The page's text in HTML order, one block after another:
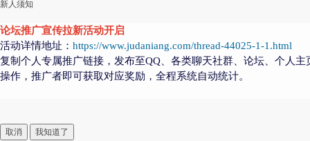
新人须知
论坛推广宣传拉新活动开启
活动详情地址： https://www.judaniang.com/thread-44025-1-1.html
复制个人专属推广链接，发布至QQ、各类聊天社群、论坛、个人
操作，推广者即可获取对应奖励，全程系统自动统计。
取消 我知道了